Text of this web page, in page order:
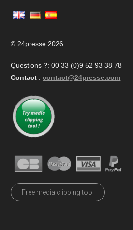
© 24presse 2026
Questions ?: 00 33 (0)9 52 93 38 78
Contact : contact@24presse.com
Free media clipping tool